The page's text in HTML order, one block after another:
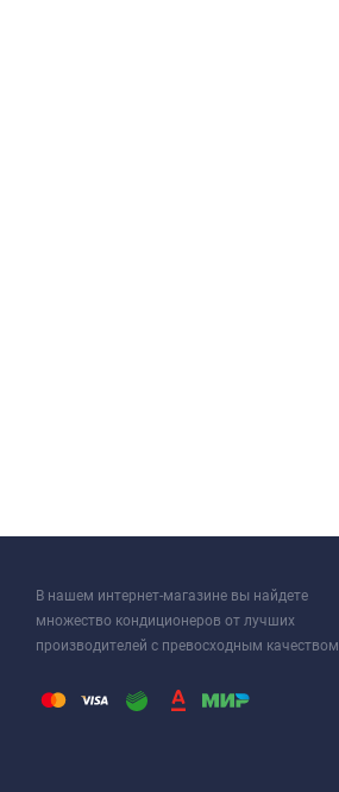
В нашем интернет-магазине вы найдете
множество кондиционеров от лучших
производителей с превосходным качеством.